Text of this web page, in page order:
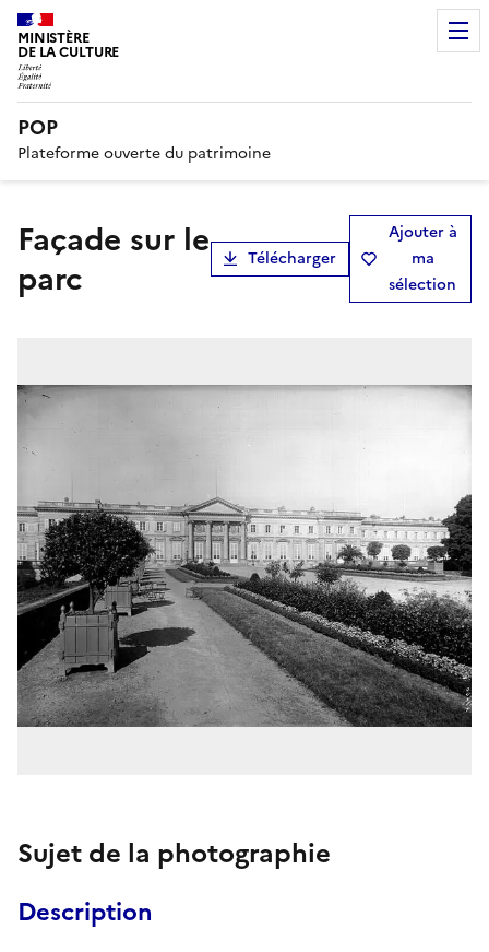
MINISTÈRE
DE LA CULTURE
POP
Plateforme ouverte du patrimoine
Façade sur le
parc
Télécharger
Ajouter à
ma
sélection
Sujet de la photographie
Description